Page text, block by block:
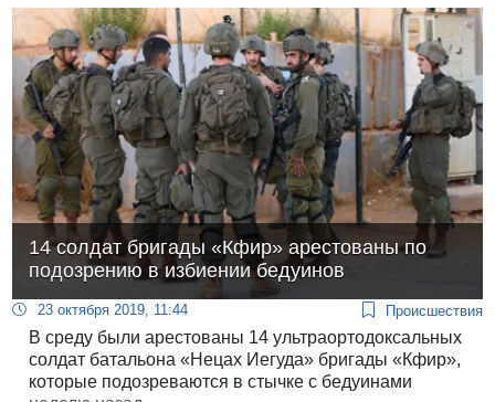
службой мужчин и женщин. Брошюра вызвала
скандал.
14 солдат бригады «Кфир» арестованы по
подозрению в избиении бедуинов
23 октября 2019, 11:44 Происшествия
В среду были арестованы 14 ультраортодоксальных
солдат батальона «Нецах Иегуда» бригады «Кфир»,
которые подозреваются в стычке с бедуинами